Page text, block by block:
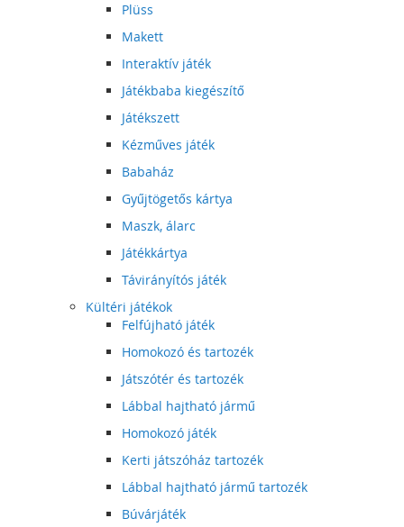
Plüss
Makett
Interaktív játék
Játékbaba kiegészítő
Játékszett
Kézműves játék
Babaház
Gyűjtögetős kártya
Maszk, álarc
Játékkártya
Távirányítós játék
Kültéri játékok
Felfújható játék
Homokozó és tartozék
Játszótér és tartozék
Lábbal hajtható jármű
Homokozó játék
Kerti játszóház tartozék
Lábbal hajtható jármű tartozék
Búvárjáték